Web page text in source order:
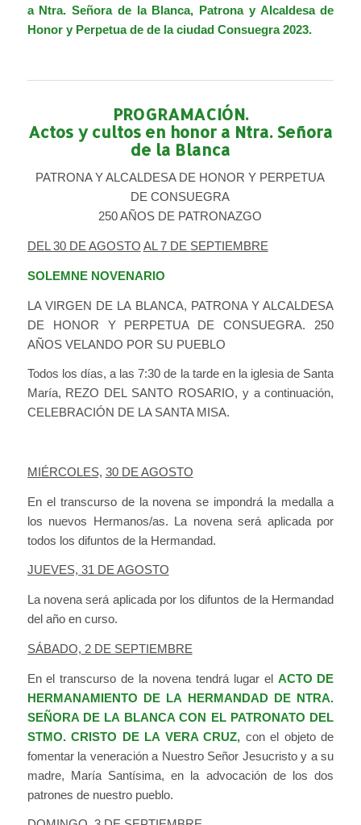
a Ntra. Señora de la Blanca, Patrona y Alcaldesa de
Honor y Perpetua de de la ciudad Consuegra 2023.
PROGRAMACIÓN.
Actos y cultos en honor a Ntra. Señora
de la Blanca
PATRONA Y ALCALDESA DE HONOR Y PERPETUA
DE CONSUEGRA
250 AÑOS DE PATRONAZGO
DEL 30 DE AGOSTO AL 7 DE SEPTIEMBRE
SOLEMNE NOVENARIO
LA VIRGEN DE LA BLANCA, PATRONA Y ALCALDESA
DE HONOR Y PERPETUA DE CONSUEGRA. 250
AÑOS VELANDO POR SU PUEBLO
Todos los días, a las 7:30 de la tarde en la iglesia de Santa
María, REZO DEL SANTO ROSARIO, y a continuación,
CELEBRACIÓN DE LA SANTA MISA.
MIÉRCOLES, 30 DE AGOSTO
En el transcurso de la novena se impondrá la medalla a
los nuevos Hermanos/as. La novena será aplicada por
todos los difuntos de la Hermandad.
JUEVES, 31 DE AGOSTO
La novena será aplicada por los difuntos de la Hermandad
del año en curso.
SÁBADO, 2 DE SEPTIEMBRE
En el transcurso de la novena tendrá lugar el ACTO DE
HERMANAMIENTO DE LA HERMANDAD DE NTRA.
SEÑORA DE LA BLANCA CON EL PATRONATO DEL
STMO. CRISTO DE LA VERA CRUZ, con el objeto de
fomentar la veneración a Nuestro Señor Jesucristo y a su
madre, María Santísima, en la advocación de los dos
patrones de nuestro pueblo.